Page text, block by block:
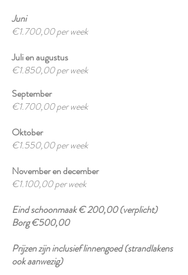
Juni
€1.700,00 per week
Juli en augustus
€1.850,00 per week
September
€1.700,00 per week
Oktober
€1.550,00 per week
November en december
€1.100,00 per week
Eind schoonmaak € 200,00 (verplicht)
Borg €500,00
Prijzen zijn inclusief linnengoed (strandlakens
ook aanwezig)